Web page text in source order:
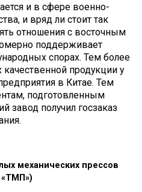
и в сфере военно-
и вряд ли стоит так
отношения с восточным
поддерживает
спорах. Тем более
качественной продукции у
в Китае. Тем
подготовленным
завод получил госзаказ
механических прессов